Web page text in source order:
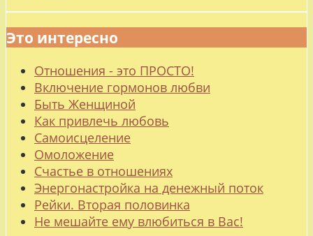
Это интересно
Отношения - это ПРОСТО!
Включение гормонов любви
Быть Женщиной
Как привлечь любовь
Самоисцеление
Омоложение
Счастье в отношениях
Энергонастройка на денежный поток
Рейки. Вторая половинка
Не мешайте ему влюбиться в Вас!